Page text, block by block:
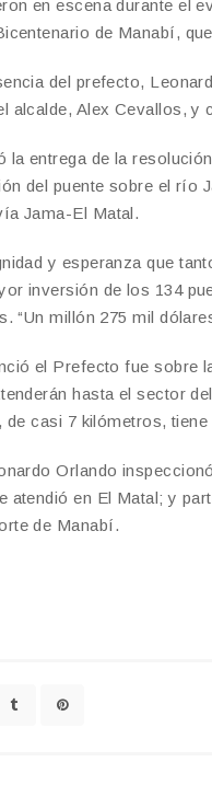
en escena durante el
de Manabí,
del prefecto,
alcalde, Alex Cevallos, y
la entrega de la
del puente sobre el río
Jama-El Matal.
y esperanza que
inversión de los 134
“Un millón 275 mil
el Prefecto fue sobre
hasta el sector
de casi 7 kilómetros,
Orlando
atendió en El Matal; y
de Manabí.